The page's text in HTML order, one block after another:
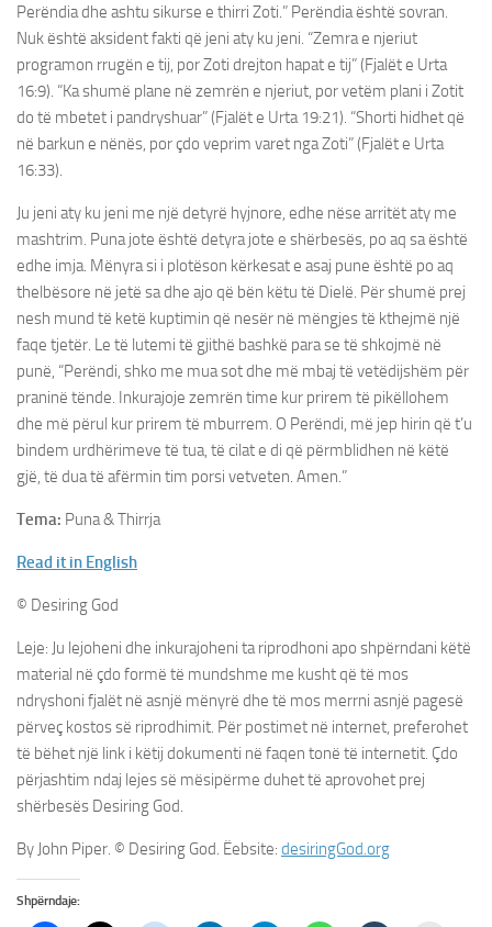
Perëndia dhe ashtu sikurse e thirri Zoti.” Perëndia është sovran.
Nuk është aksident fakti që jeni aty ku jeni. “Zemra e njeriut
programon rrugën e tij, por Zoti drejton hapat e tij” (Fjalët e Urta
16:9). “Ka shumë plane në zemrën e njeriut, por vetëm plani i Zotit
do të mbetet i pandryshuar” (Fjalët e Urta 19:21). “Shorti hidhet që
në barkun e nënës, por çdo veprim varet nga Zoti” (Fjalët e Urta
16:33).
Ju jeni aty ku jeni me një detyrë hyjnore, edhe nëse arritët aty me
mashtrim. Puna jote është detyra jote e shërbesës, po aq sa është
edhe imja. Mënyra si i plotëson kërkesat e asaj pune është po aq
thelbësore në jetë sa dhe ajo që bën këtu të Dielë. Për shumë prej
nesh mund të ketë kuptimin që nesër në mëngjes të kthejmë një
faqe tjetër. Le të lutemi të gjithë bashkë para se të shkojmë në
punë, “Perëndi, shko me mua sot dhe më mbaj të vetëdijshëm për
praninë tënde. Inkurajoje zemrën time kur prirem të pikëllohem
dhe më përul kur prirem të mburrem. O Perëndi, më jep hirin që t’u
bindem urdhërimeve të tua, të cilat e di që përmblidhen në këtë
gjë, të dua të afërmin tim porsi vetveten. Amen.”
Tema: Puna & Thirrja
Read it in English
© Desiring God
Leje: Ju lejoheni dhe inkurajoheni ta riprodhoni apo shpërndani këtë
material në çdo formë të mundshme me kusht që të mos
ndryshoni fjalët në asnjë mënyrë dhe të mos merrni asnjë pagesë
përveç kostos së riprodhimit. Për postimet në internet, preferohet
të bëhet një link i këtij dokumenti në faqen tonë të internetit. Çdo
përjashtim ndaj lejes së mësipërme duhet të aprovohet prej
shërbesës Desiring God.
By John Piper. © Desiring God. Ëebsite: desiringGod.org
Shpërndaje: